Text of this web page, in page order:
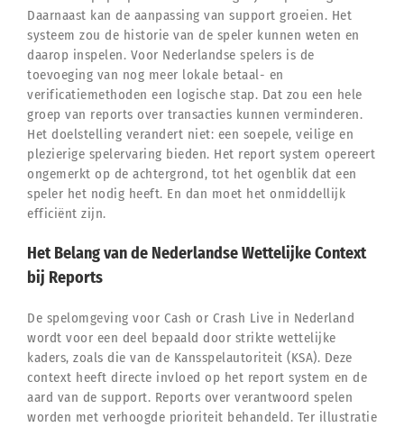
Daarnaast kan de aanpassing van support groeien. Het
systeem zou de historie van de speler kunnen weten en
daarop inspelen. Voor Nederlandse spelers is de
toevoeging van nog meer lokale betaal- en
verificatiemethoden een logische stap. Dat zou een hele
groep van reports over transacties kunnen verminderen.
Het doelstelling verandert niet: een soepele, veilige en
plezierige spelervaring bieden. Het report system opereert
ongemerkt op de achtergrond, tot het ogenblik dat een
speler het nodig heeft. En dan moet het onmiddellijk
efficiënt zijn.
Het Belang van de Nederlandse Wettelijke Context
bij Reports
De spelomgeving voor Cash or Crash Live in Nederland
wordt voor een deel bepaald door strikte wettelijke
kaders, zoals die van de Kansspelautoriteit (KSA). Deze
context heeft directe invloed op het report system en de
aard van de support. Reports over verantwoord spelen
worden met verhoogde prioriteit behandeld. Ter illustratie